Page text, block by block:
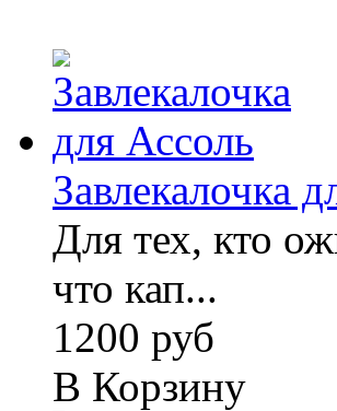
Завлекалочка
Для тех, кто
что кап...
1200 руб
В Корзину